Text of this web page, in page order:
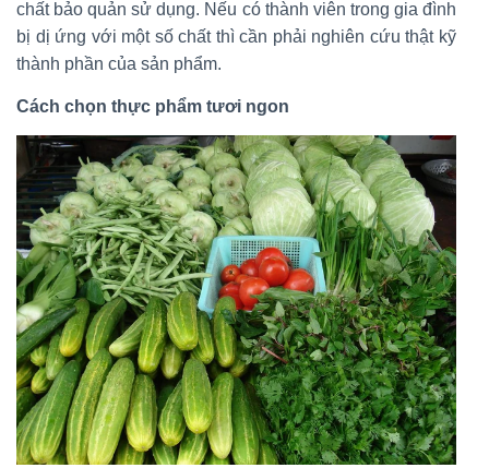
chất bảo quản sử dụng. Nếu có thành viên trong gia đình
bị dị ứng với một số chất thì cần phải nghiên cứu thật kỹ
thành phần của sản phẩm.
Cách chọn thực phẩm tươi ngon